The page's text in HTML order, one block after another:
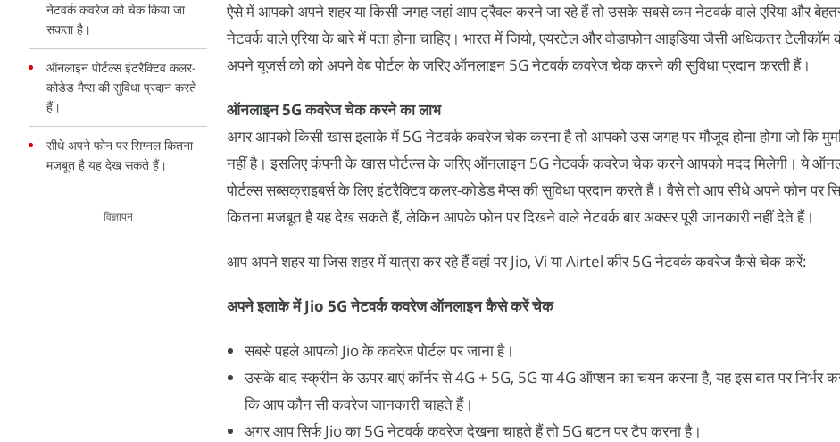
नेटवर्क कवरेज को चेक किया जा
सकता है।
ऑनलाइन पोर्टल्स इंटरैक्टिव कलर-
कोडेड मैप्स की सुविधा प्रदान करते
हैं।
सीधे अपने फोन पर सिग्नल कितना
मजबूत है यह देख सकते हैं।
विज्ञापन
ऐसे में आपको अपने शहर या किसी जगह जहां आप ट्रैवल करने जा रहे हैं तो उसके सबसे कम नेटवर्क वाले एरिया और
नेटवर्क वाले एरिया के बारे में पता होना चाहिए। भारत में जियो, एयरटेल और वोडाफोन आइडिया जैसी अधिकतर टेलीकॉम
अपने यूजर्स को को अपने वेब पोर्टल के जरिए ऑनलाइन 5G नेटवर्क कवरेज चेक करने की सुविधा प्रदान करती हैं।
ऑनलाइन 5G कवरेज चेक करने का लाभ
अगर आपको किसी खास इलाके में 5G नेटवर्क कवरेज चेक करना है तो आपको उस जगह पर मौजूद होना होगा जो कि
नहीं है। इसलिए कंपनी के खास पोर्टल्स के जरिए ऑनलाइन 5G नेटवर्क कवरेज चेक करने आपको मदद मिलेगी। ये
पोर्टल्स सब्सक्राइबर्स के लिए इंटरैक्टिव कलर-कोडेड मैप्स की सुविधा प्रदान करते हैं। वैसे तो आप सीधे अपने फोन पर
कितना मजबूत है यह देख सकते हैं, लेकिन आपके फोन पर दिखने वाले नेटवर्क बार अक्सर पूरी जानकारी नहीं देते हैं।
आप अपने शहर या जिस शहर में यात्रा कर रहे हैं वहां पर Jio, Vi या Airtel कीर 5G नेटवर्क कवरेज कैसे चेक करें:
अपने इलाके में Jio 5G नेटवर्क कवरेज ऑनलाइन कैसे करें चेक
सबसे पहले आपको Jio के कवरेज पोर्टल पर जाना है।
उसके बाद स्क्रीन के ऊपर-बाएं कॉर्नर से 4G + 5G, 5G या 4G ऑप्शन का चयन करना है, यह इस बात पर निर्भर
कि आप कौन सी कवरेज जानकारी चाहते हैं।
अगर आप सिर्फ Jio का 5G नेटवर्क कवरेज देखना चाहते हैं तो 5G बटन पर टैप करना है।